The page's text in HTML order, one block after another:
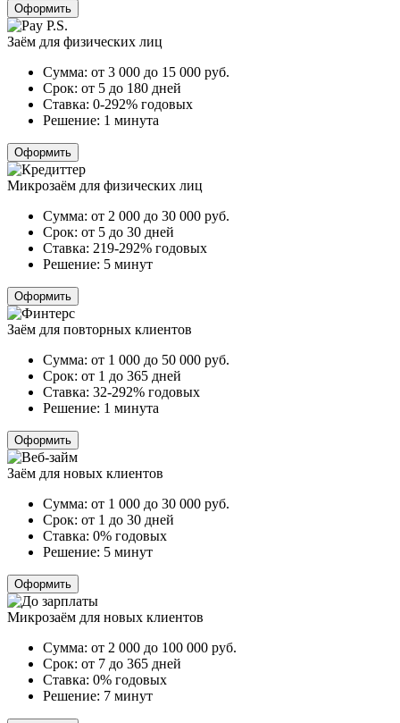
Оформить
Заём для физических лиц
Сумма: от 3 000 до 15 000 руб.
Срок: от 5 до 180 дней
Ставка: 0-292% годовых
Решение: 1 минута
Оформить
Микрозаём для физических лиц
Сумма: от 2 000 до 30 000 руб.
Срок: от 5 до 30 дней
Ставка: 219-292% годовых
Решение: 5 минут
Оформить
Заём для повторных клиентов
Сумма: от 1 000 до 50 000 руб.
Срок: от 1 до 365 дней
Ставка: 32-292% годовых
Решение: 1 минута
Оформить
Заём для новых клиентов
Сумма: от 1 000 до 30 000 руб.
Срок: от 1 до 30 дней
Ставка: 0% годовых
Решение: 5 минут
Оформить
Микрозаём для новых клиентов
Сумма: от 2 000 до 100 000 руб.
Срок: от 7 до 365 дней
Ставка: 0% годовых
Решение: 7 минут